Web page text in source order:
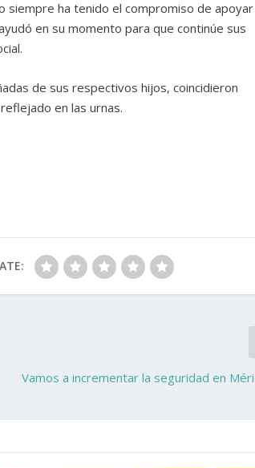
siempre ha tenido el compromiso de apoyar
en su momento para que continúe sus
de sus respectivos hijos, coincidieron
en las urnas.
Vamos a incrementar la seguridad en